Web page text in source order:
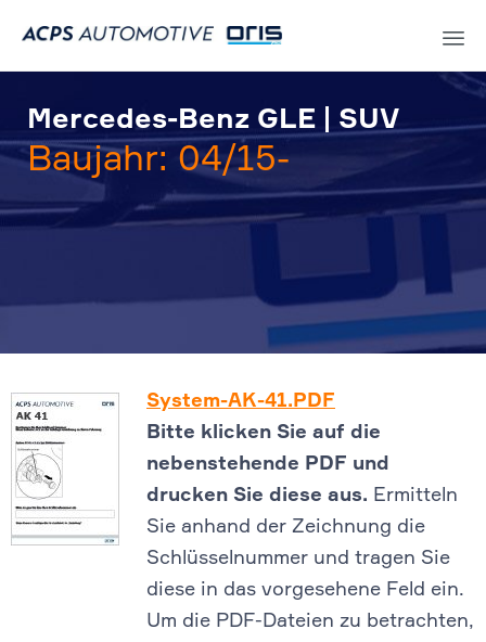
Mercedes-Benz GLE | SUV
Baujahr: 04/15-
System-AK-41.PDF
Bitte klicken Sie auf die
nebenstehende PDF und
drucken Sie diese aus. Ermitteln
Sie anhand der Zeichnung die
Schlüsselnummer und tragen Sie
diese in das vorgesehene Feld ein.
Um die PDF-Dateien zu betrachten,